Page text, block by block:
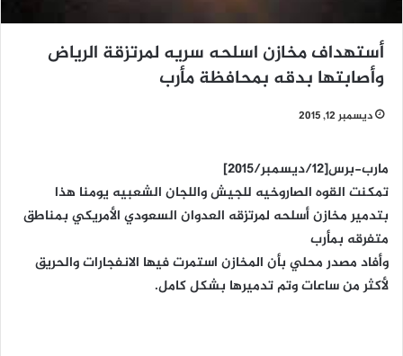
أستهداف مخازن اسلحه سريه لمرتزقة الرياض
وأصابتها بدقه بمحافظة مأرب
ديسمبر 12, 2015
مارب-برس[12/ديسمبر/2015]
تمكنت القوه الصاروخيه للجيش واللجان الشعبيه يومنا هذا
بتدمير مخازن أسلحه لمرتزقه العدوان السعودي الأمريكي بمناطق
متفرقه بمأرب
وأفاد مصدر محلي بأن المخازن استمرت فيها الانفجارات والحريق
لأكثر من ساعات وتم تدميرها بشكل كامل.